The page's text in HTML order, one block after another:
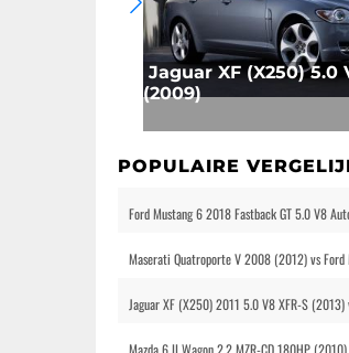
Jaguar XF (X250) 5.0
(2009)
POPULAIRE
Ford Mustang 6 2018 Fastback GT 5.0 V8
Maserati Quatroporte V 2008 (2012) vs
Jaguar XF (X250) 2011 5.0 V8 XFR-S